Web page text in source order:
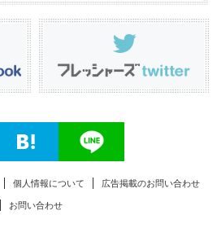
個人情報について 広告掲載のお問い合わせ
お問い合わせ